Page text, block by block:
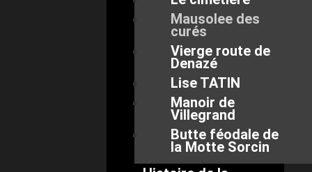
Mausolee des
curés
Vierge route de
Denazé
Lise TATIN
Manoir de
Villegrand
Butte féodale de
la Motte Sorcin